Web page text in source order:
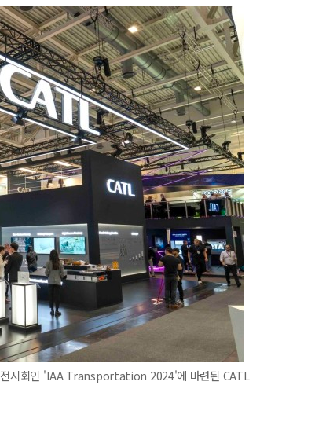
전시회인 'IAA Transportation 2024'에 마련된 CATL